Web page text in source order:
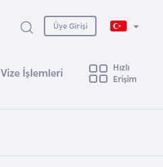
Üye Girişi
Vize İşlemleri
Hızlı
Erişim